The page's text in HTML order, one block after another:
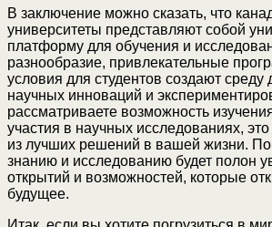
В заключение можно сказать, что
университеты представляют собой
платформу для обучения и
разнообразие, привлекательные
условия для студентов создают среду
научных инноваций и
рассматриваете возможность
участия в научных исследованиях,
из лучших решений в вашей жизни.
знанию и исследованию будет полон
открытий и возможностей, которые
будущее.